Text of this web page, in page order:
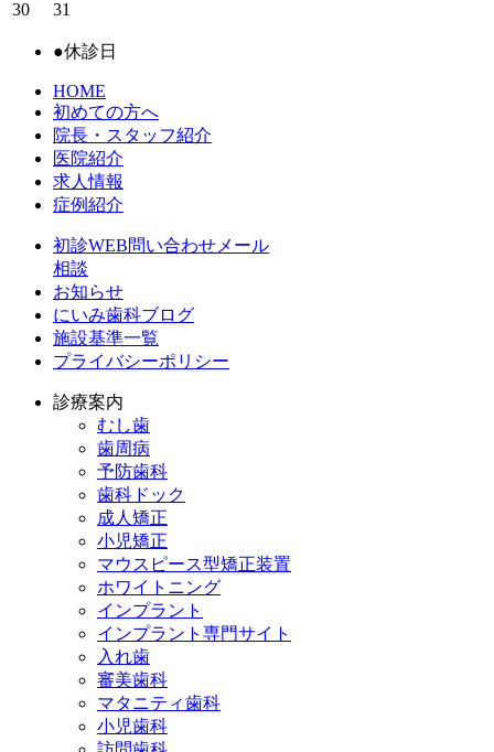
30
31
●休診日
HOME
初めての方へ
院長・スタッフ紹介
医院紹介
求人情報
症例紹介
初診WEB問い合わせメール
相談
お知らせ
にいみ歯科ブログ
施設基準一覧
プライバシーポリシー
診療案内
むし歯
歯周病
予防歯科
歯科ドック
成人矯正
小児矯正
マウスピース型矯正装置
ホワイトニング
インプラント
インプラント専門サイト
入れ歯
審美歯科
マタニティ歯科
小児歯科